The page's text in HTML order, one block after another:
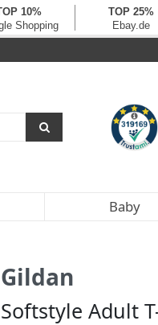
Baby
Gildan
Softstyle Adult